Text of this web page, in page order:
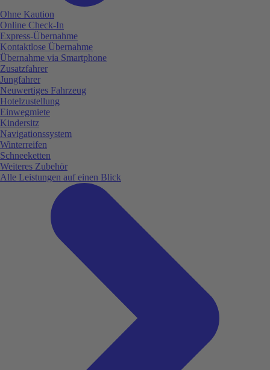
Ohne Kaution
Online Check-In
Express-Übernahme
Kontaktlose Übernahme
Übernahme via Smartphone
Zusatzfahrer
Jungfahrer
Neuwertiges Fahrzeug
Hotelzustellung
Einwegmiete
Kindersitz
Navigationssystem
Winterreifen
Schneeketten
Weiteres Zubehör
Alle Leistungen auf einen Blick